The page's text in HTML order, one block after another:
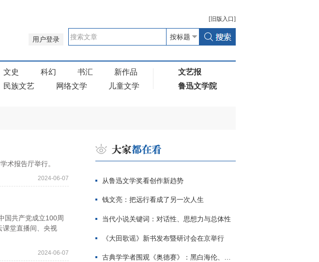
[ 旧版 入口]
用户登录
文史 科幻 书汇
新作品
民族文艺 网络文学 儿童文学
文艺报
鲁迅文学院
术报告厅举行。
2024-06-07
共产党成立100周
课堂直播间、央视
2024-06-07
从鲁迅文学奖看创作新趋势
钱文亮：把远行看成了另一次人生
当代小说关键词：对话性、思想力与总体性
《大田歌谣》新书发布暨研讨会在京举行
古典学学者围观《奥德赛》：黑白海伦、佩涅罗佩的别针与神秘入侵者